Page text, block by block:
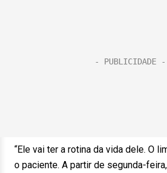
“Ele vai ter a rotina da vida dele. O
o paciente. A partir de segunda-